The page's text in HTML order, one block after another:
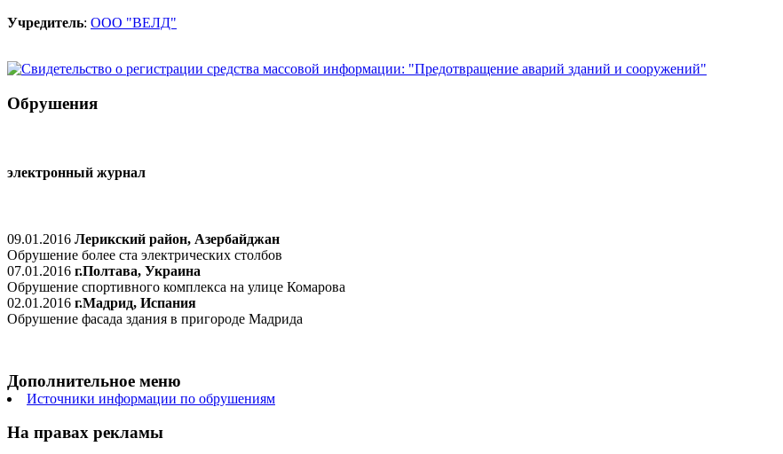
Учредитель: ООО "ВЕЛД"
Обрушения
электронный журнал
09.01.2016 Лерикский район, Азербайджан
Обрушение более ста электрических столбов
07.01.2016 г.Полтава, Украина
Обрушение спортивного комплекса на улице Комарова
02.01.2016 г.Мадрид, Испания
Обрушение фасада здания в пригороде Мадрида
Дополнительное меню
Источники информации по обрушениям
На правах рекламы